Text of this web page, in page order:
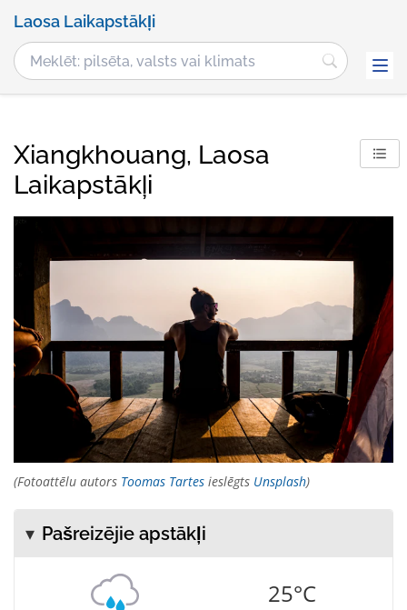
Laosa Laikapstākļi
Xiangkhouang, Laosa
Laikapstākļi
(Fotoattēlu autors Toomas Tartes ieslēgts Unsplash)
Pašreizējie apstākļi
25°C